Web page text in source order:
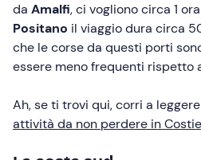
da Amalfi, ci vogliono circa 1
Positano il viaggio dura circa
che le corse da questi porti
essere meno frequenti rispetto
Ah, se ti trovi qui, corri a
attività da non perdere in